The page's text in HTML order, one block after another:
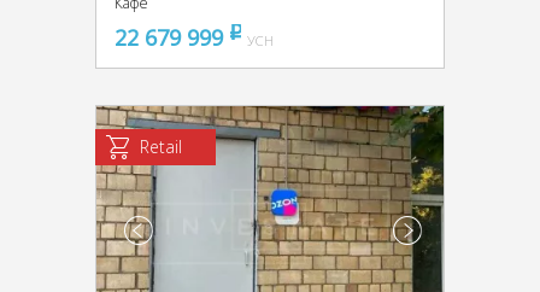
22 679 999 pуб
УСН
Retail